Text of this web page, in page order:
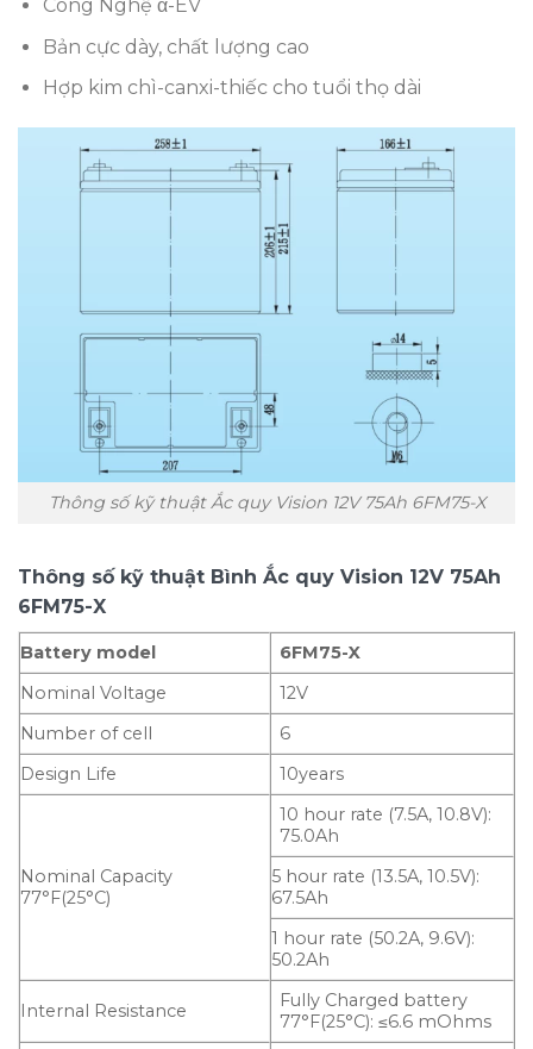
Công Nghệ α-EV
Bản cực dày, chất lượng cao
Hợp kim chì-canxi-thiếc cho tuổi thọ dài
Thông số kỹ thuật Ắc quy Vision 12V 75Ah 6FM75-X
Thông số kỹ thuật Bình Ắc quy Vision 12V 75Ah
6FM75-X
Battery model
6FM75-X
Nominal Voltage
12V
Number of cell
6
Design Life
10years
Nominal Capacity
77°F(25°C)
10 hour rate (7.5A, 10.8V):
75.0Ah
5 hour rate (13.5A, 10.5V):
67.5Ah
1 hour rate (50.2A, 9.6V):
50.2Ah
Internal Resistance
Fully Charged battery
77°F(25°C): ≤6.6 mOhms